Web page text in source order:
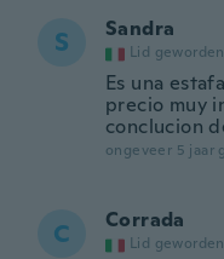
S Sandra
Lid
Es una
precio muy
conclucion
ongeveer 5 jaar
C Corrada
Lid